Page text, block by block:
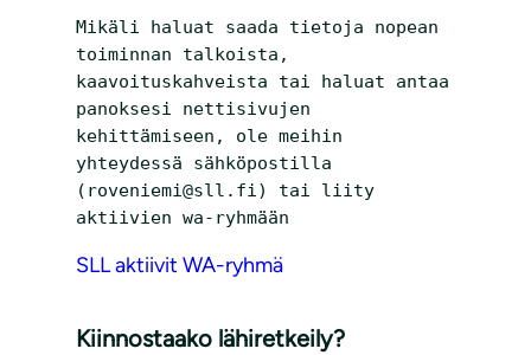
Mikäli haluat saada tietoja nopean
toiminnan talkoista,
kaavoituskahveista tai haluat antaa
panoksesi nettisivujen
kehittämiseen, ole meihin
yhteydessä sähköpostilla
(roveniemi@sll.fi) tai liity
aktiivien wa-ryhmään
SLL aktiivit WA-ryhmä
Kiinnostaako lähiretkeily?